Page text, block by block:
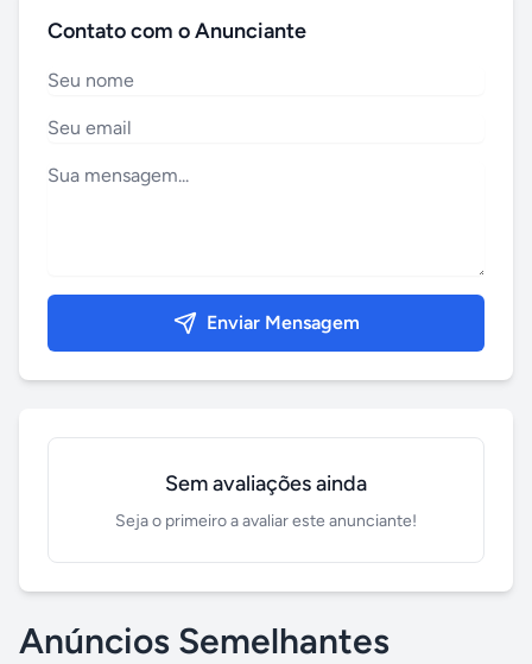
Contato com o Anunciante
Enviar Mensagem
Sem avaliações ainda
Seja o primeiro a avaliar este anunciante!
Anúncios Semelhantes